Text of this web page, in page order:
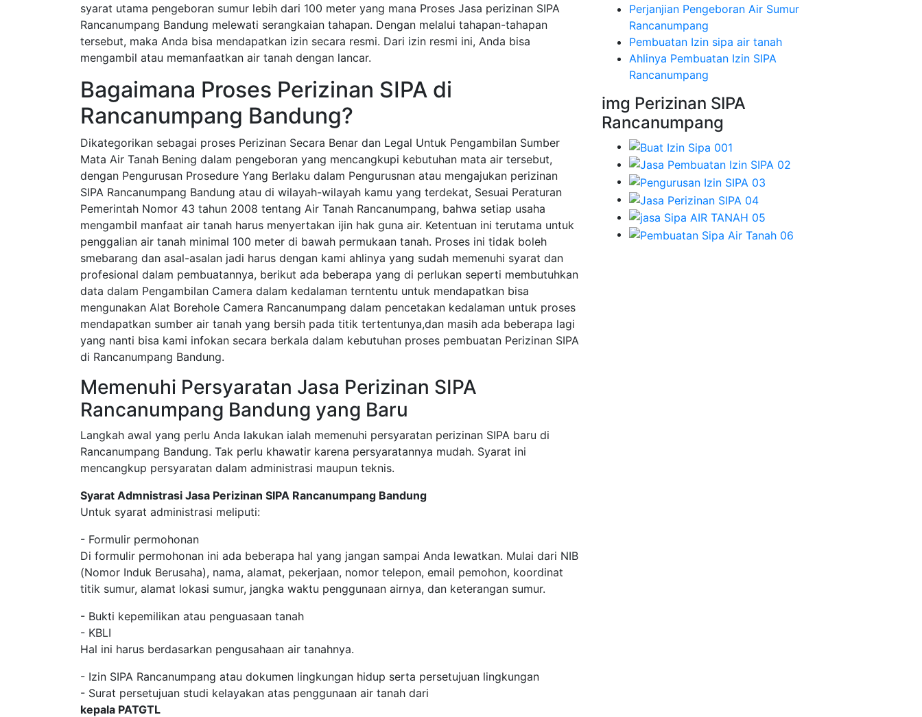
syarat utama pengeboran sumur lebih dari 100 meter yang mana Proses Jasa perizinan SIPA
Rancanumpang Bandung melewati serangkaian tahapan. Dengan melalui tahapan-tahapan
tersebut, maka Anda bisa mendapatkan izin secara resmi. Dari izin resmi ini, Anda bisa
mengambil atau memanfaatkan air tanah dengan lancar.
Bagaimana Proses Perizinan SIPA di
Rancanumpang Bandung?
Dikategorikan sebagai proses Perizinan Secara Benar dan Legal Untuk Pengambilan Sumber
Mata Air Tanah Bening dalam pengeboran yang mencangkupi kebutuhan mata air tersebut,
dengan Pengurusan Prosedure Yang Berlaku dalam Pengurusnan atau mengajukan perizinan
SIPA Rancanumpang Bandung atau di wilayah-wilayah kamu yang terdekat, Sesuai Peraturan
Pemerintah Nomor 43 tahun 2008 tentang Air Tanah Rancanumpang, bahwa setiap usaha
mengambil manfaat air tanah harus menyertakan ijin hak guna air. Ketentuan ini terutama untuk
penggalian air tanah minimal 100 meter di bawah permukaan tanah. Proses ini tidak boleh
smebarang dan asal-asalan jadi harus dengan kami ahlinya yang sudah memenuhi syarat dan
profesional dalam pembuatannya, berikut ada beberapa yang di perlukan seperti membutuhkan
data dalam Pengambilan Camera dalam kedalaman terntentu untuk mendapatkan bisa
mengunakan Alat Borehole Camera Rancanumpang dalam pencetakan kedalaman untuk proses
mendapatkan sumber air tanah yang bersih pada titik tertentunya,dan masih ada beberapa lagi
yang nanti bisa kami infokan secara berkala dalam kebutuhan proses pembuatan Perizinan SIPA
di Rancanumpang Bandung.
Memenuhi Persyaratan Jasa Perizinan SIPA
Rancanumpang Bandung yang Baru
Langkah awal yang perlu Anda lakukan ialah memenuhi persyaratan perizinan SIPA baru di
Rancanumpang Bandung. Tak perlu khawatir karena persyaratannya mudah. Syarat ini
mencangkup persyaratan dalam administrasi maupun teknis.
Syarat Admnistrasi Jasa Perizinan SIPA Rancanumpang Bandung
Untuk syarat administrasi meliputi:
- Formulir permohonan
Di formulir permohonan ini ada beberapa hal yang jangan sampai Anda lewatkan. Mulai dari NIB
(Nomor Induk Berusaha), nama, alamat, pekerjaan, nomor telepon, email pemohon, koordinat
titik sumur, alamat lokasi sumur, jangka waktu penggunaan airnya, dan keterangan sumur.
- Bukti kepemilikan atau penguasaan tanah
- KBLI
Hal ini harus berdasarkan pengusahaan air tanahnya.
- Izin SIPA Rancanumpang atau dokumen lingkungan hidup serta persetujuan lingkungan
- Surat persetujuan studi kelayakan atas penggunaan air tanah dari
kepala PATGTL
Perjanjian Pengeboran Air Sumur
Rancanumpang
Pembuatan Izin sipa air tanah
Ahlinya Pembuatan Izin SIPA
Rancanumpang
img Perizinan SIPA
Rancanumpang